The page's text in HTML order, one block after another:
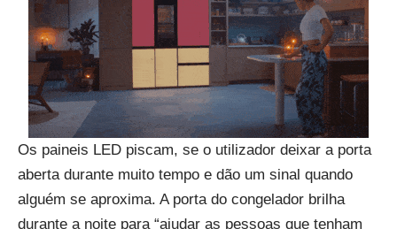
Os paineis LED piscam, se o utilizador deixar a porta
aberta durante muito tempo e dão um sinal quando
alguém se aproxima. A porta do congelador brilha
durante a noite para “ajudar as pessoas que tenham